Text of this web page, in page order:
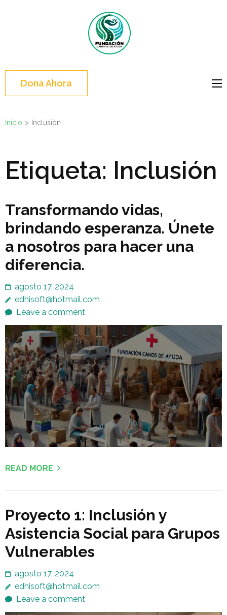
Dona Ahora
Inicio > Inclusión
Etiqueta: Inclusión
Transformando vidas,
brindando esperanza. Únete
a nosotros para hacer una
diferencia.
agosto 17, 2024
edhisoft@hotmail.com
Leave a comment
READ MORE
Proyecto 1: Inclusión y
Asistencia Social para Grupos
Vulnerables
agosto 17, 2024
edhisoft@hotmail.com
Leave a comment